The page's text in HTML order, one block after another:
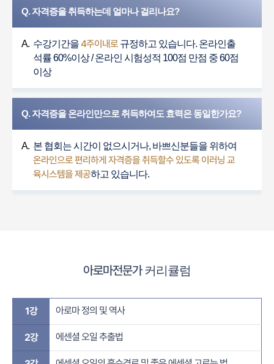
Q. 자격증을 취득하는데 얼마나 걸리나요?
A. 수강기간을4주이내로규정하고 있습니다. 온라인출
석률 60%이상 / 온라인 시험성적 100점 만점 중 60점
이상
Q. 자격증을 온라인만으로 취득하여도 효력은 동일한가요?
A. 본 협회는 시간이 없으시거나, 바쁘신분들을 위하여
온라인으로 편리하게 자격증을 취득할수 있도록 이러닝 교
육시스템을 제공하고 있습니다.
아로마전문가 커리큘럼
1강 아로마 정의 및 역사
2강 에센셜 오일 추출법